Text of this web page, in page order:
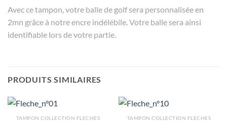
Avec ce tampon, votre balle de golf sera personnalisée en
2mn grâce à notre encre indélébile. Votre balle sera ainsi
identifiable lors de votre partie.
PRODUITS SIMILAIRES
TAMPON COLLECTION FLECHES TAMPON COLLECTION FLECHES